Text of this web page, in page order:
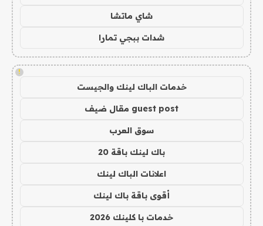
شاي ماتشا
شدات ببجي تمارا
!
خدمات الباك لينك والجيست
guest post مقال ضيف
سوق العرب
باك لينك باقة 20
اعلانات الباك لينك
أقوى باقة باك لينك
خدمات با كلينك 2026